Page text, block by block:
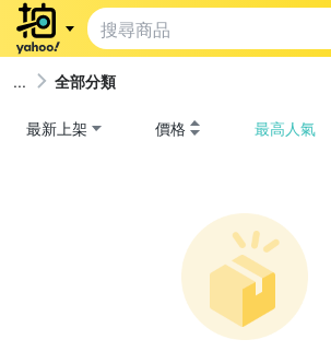
全部分類
最新上架 價格 最高人氣